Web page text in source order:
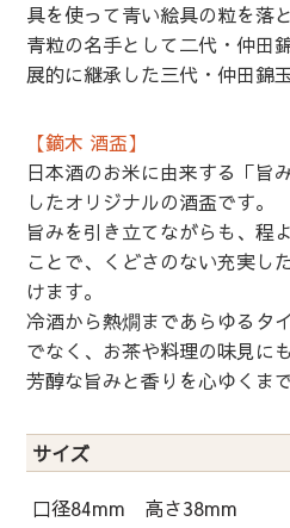
具を使って青い絵具の粒を落
青粒の名手として二代・仲田
展的に継承した三代・仲田錦
【鏑木 酒盃】
日本酒のお米に由来する「旨
したオリジナルの酒盃です。
旨みを引き立てながらも、程
ことで、くどさのない充実し
けます。
冷酒から熱燗まであらゆるタ
でなく、お茶や料理の味見に
芳醇な旨みと香りを心ゆくま
サイズ
口径84mm 高さ38mm